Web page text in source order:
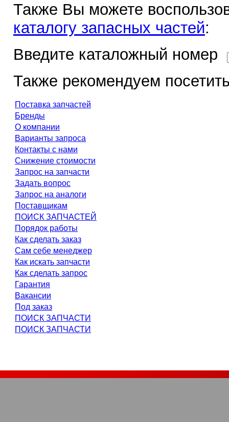
Также Вы можете
каталогу запасных частей:
Введите каталожный номер
Также рекомендуем
Поставка запчастей
Бренды
О компании
Варианты запроса
Контакты с нами
Снижение стоимости
Запрос на запчасти
Задать вопрос
Запрос на аналоги
Поставщикам
ПОИСК ЗАПЧАСТЕЙ
Порядок работы
Как сделать заказ
Сам себе менеджер
Как искать запчасти
Как сделать запрос
Гарантия
Вакансии
Под заказ
ПОИСК ЗАПЧАСТИ
ПОИСК ЗАПЧАСТИ